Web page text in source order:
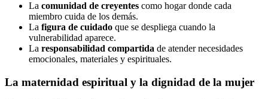
La comunidad de creyentes como hogar donde cada
miembro cuida de los demás.
La figura de cuidado que se despliega cuando la
vulnerabilidad aparece.
La responsabilidad compartida de atender necesidades
emocionales, materiales y espirituales.
La maternidad espiritual y la dignidad de la mujer